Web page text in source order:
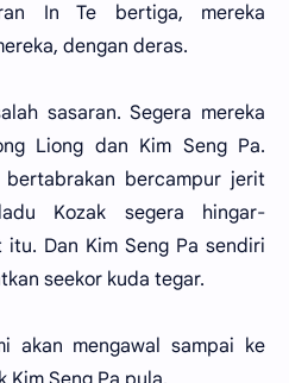
In Te bertiga, mereka
dengan deras.
sasaran. Segera mereka
Liong dan Kim Seng Pa.
bertabrakan bercampur jerit
Kozak segera hingar-
Dan Kim Seng Pa sendiri
seekor kuda tegar.
akan mengawal sampai ke